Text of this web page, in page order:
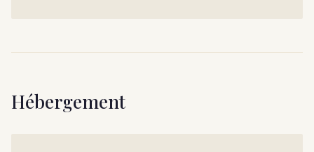
Hébergement